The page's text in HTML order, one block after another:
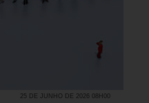
25 DE JUNHO DE 2026 08H00